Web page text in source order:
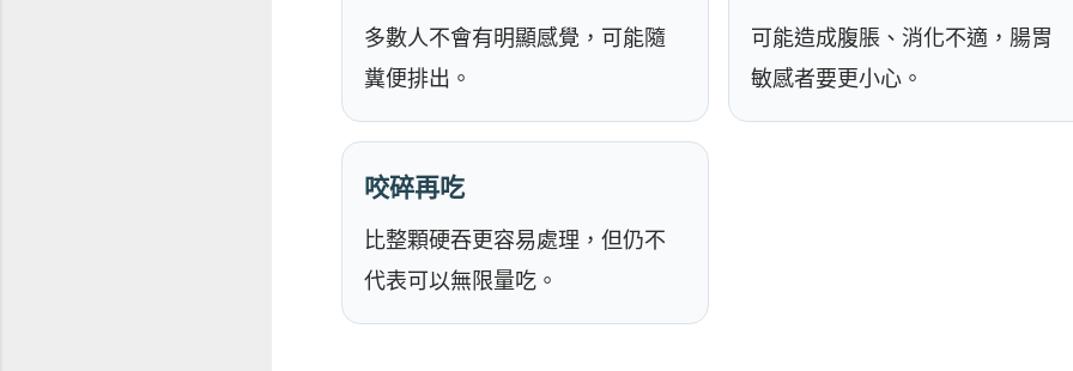
多數人不會有明顯感覺，可能隨
糞便排出。
可能造成腹脹、消化不適，腸胃
敏感者要更小心。
咬碎再吃
比整顆硬吞更容易處理，但仍不
代表可以無限量吃。